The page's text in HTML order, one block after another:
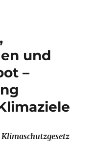
und
–